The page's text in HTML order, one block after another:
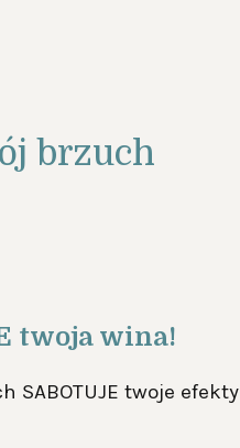
brzuch
twoja wina!
SABOTUJE twoje efekty